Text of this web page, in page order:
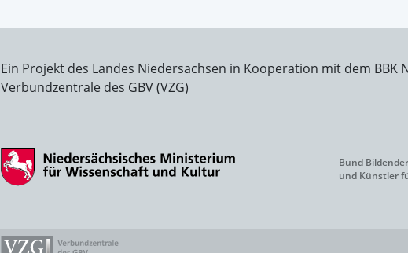
Ein Projekt des Landes Niedersachsen in Kooperation mit dem BBK
Verbundzentrale des GBV (VZG)
Bund
und Künstler